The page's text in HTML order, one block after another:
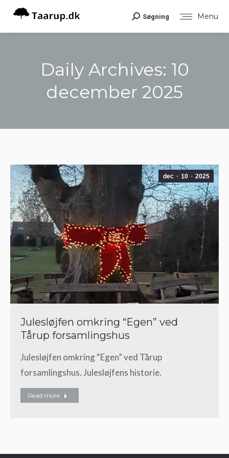
Menu
Search:
Søgning
Daily Archives: 10
december 2025
dec 10 2025
Julesløjfen omkring “Egen” ved
Tårup forsamlingshus
Julesløjfen omkring “Egen” ved Tårup
forsamlingshus. Julesløjfens historie.
Read more